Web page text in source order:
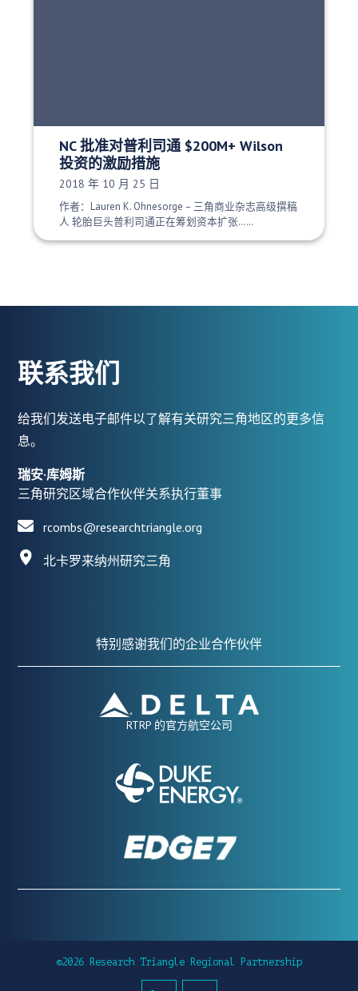
NC 批准对普利司通 $200M+ Wilson
投资的激励措施
发布日期：
2018 年 10 月 25 日
作者：Lauren K. Ohnesorge – 三角商业杂志高级撰稿
人 轮胎巨头普利司通正在筹划资本扩张……
联系我们
给我们发送电子邮件以了解有关研究三角地区的更多信
息。
瑞安·库姆斯
三角研究区域合作伙伴关系执行董事
rcombs@researchtriangle.org
北卡罗来纳州研究三角
特别感谢我们的企业合作伙伴
RTRP 的官方航空公司
©2026 Research Triangle Regional Partnership